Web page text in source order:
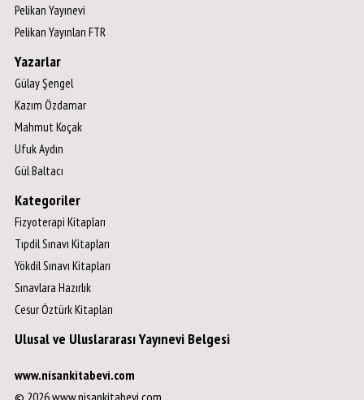
Pelikan Yayınevi
Pelikan Yayınları FTR
Yazarlar
Gülay Şengel
Kazım Özdamar
Mahmut Koçak
Ufuk Aydın
Gül Baltacı
Kategoriler
Fizyoterapi Kitapları
Tıpdil Sınavı Kitapları
Yökdil Sınavı Kitapları
Sınavlara Hazırlık
Cesur Öztürk Kitapları
Ulusal ve Uluslararası Yayınevi Belgesi
www.nisankitabevi.com
© 2026 www.nisankitabevi.com